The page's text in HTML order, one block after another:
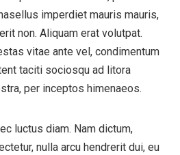
imperdiet mauris mauris,
non. Aliquam erat volutpat.
vitae ante vel, condimentum
taciti sociosqu ad litora
per inceptos himenaeos.
luctus diam. Nam dictum,
nulla arcu hendrerit dui, eu